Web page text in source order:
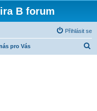
B forum
Přihlásit se
pro Vás